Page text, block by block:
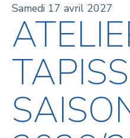
Samedi 17 avril 2027